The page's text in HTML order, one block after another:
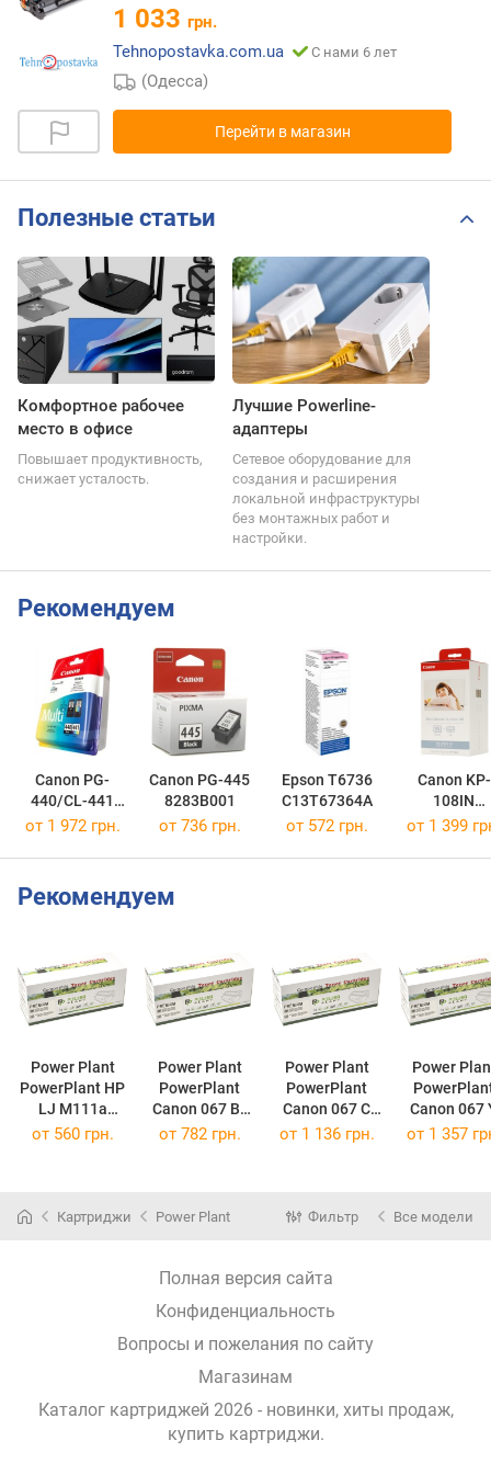
1 033 грн.
Tehnopostavka.com.ua
С нами 6 лет
(Одесса)
Перейти в магазин
Полезные статьи
Комфортное рабочее
место в офисе
Повышает продуктивность,
снижает усталость.
Лучшие Powerline-
адаптеры
Сетевое оборудование для
создания и расширения
локальной инфраструктуры
без монтажных работ и
настройки.
Рекомендуем
Canon PG-
440/CL-441
MULTI
Canon PG-445
8283B001
Epson T6736
C13T67364A
Canon KP-
108IN
3115B001
от 1 972 грн. от 736 грн. от 572 грн. от 1 399
Рекомендуем
Power Plant
PowerPlant HP
LJ M111a
W1500A chip
Power Plant
PowerPlant
Canon 067 Bk
chip, i-SENSYS
Power Plant
PowerPlant
Canon 067 C
chip, i-SENSYS
067CY)
Power
Canon 067
chip, i-
067YL)
от 560 грн. от 782 грн. от 1 136 грн. от 1 357
Картриджи Power Plant Фильтр Все модели
Полная версия сайта
Конфиденциальность
Вопросы и пожелания по сайту
Магазинам
Каталог картриджей 2026 - новинки, хиты продаж,
купить картриджи.